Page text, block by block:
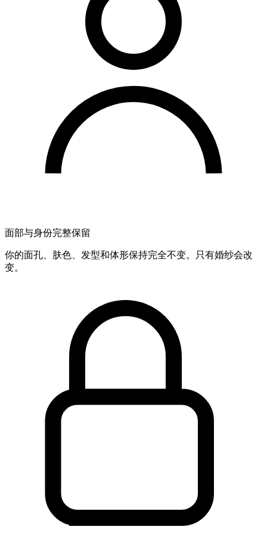
面部与身份完整保留
你的面孔、肤色、发型和体形保持完全不变。只有婚纱会改
变。